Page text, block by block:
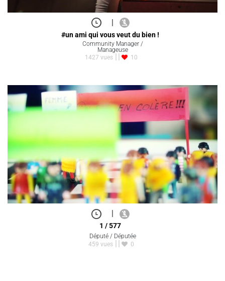
|
#un ami qui vous veut du bien !
Community Manager /
Manageuse
1427 vues
10
|
1 / 577
Député / Députée
459 vues
0